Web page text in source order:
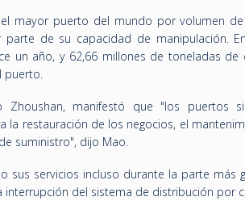
mayor puerto del mundo por volumen
de su capacidad de manipulación.
un año, y 62,66 millones de toneladas de
puerto.
Zhoushan, manifestó que "los puertos
la restauración de los negocios, el
suministro", dijo Mao.
sus servicios incluso durante la parte más
del sistema de distribución por